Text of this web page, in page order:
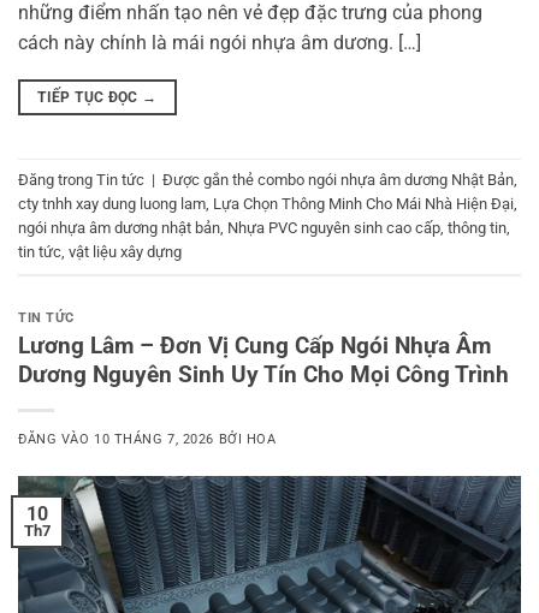
những điểm nhấn tạo nên vẻ đẹp đặc trưng của phong
cách này chính là mái ngói nhựa âm dương. […]
TIẾP TỤC ĐỌC →
Đăng trong Tin tức | Được gắn thẻ combo ngói nhựa âm dương Nhật Bản
cty tnhh xay dung luong lam Lựa Chọn Thông Minh Cho Mái Nhà Hiện Đại
ngói nhựa âm dương nhật bản Nhựa PVC nguyên sinh cao cấp thông tin
tin tức vật liệu xây dựng
TIN TỨC
Lương Lâm – Đơn Vị Cung Cấp Ngói Nhựa Âm
Dương Nguyên Sinh Uy Tín Cho Mọi Công Trình
ĐĂNG VÀO 10 THÁNG 7, 2026 BỞI HOA
10
Th7